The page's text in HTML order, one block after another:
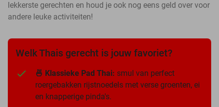
lekkerste gerechten en houd je ook nog eens geld over voor
andere leuke activiteiten!
Welk Thais gerecht is jouw favoriet?
🍜 Klassieke Pad Thai: smul van perfect
roergebakken rijstnoedels met verse groenten, ei
en knapperige pinda's.